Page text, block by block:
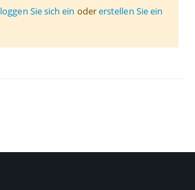
loggen Sie sich ein odererstellen Sie ein